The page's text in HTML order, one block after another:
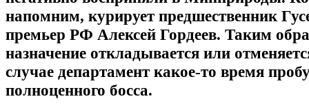
напомним, курирует предшественник
премьер РФ Алексей Гордеев. Таким
назначение откладывается или
случае департамент какое-то время
полноценного босса.